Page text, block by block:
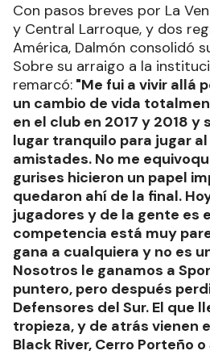
Con pasos breves por La
y Central Larroque, y dos
América, Dalmón consolidó
Sobre su arraigo a la
remarcó: "Me fui a vivir allá
un cambio de vida
en el club en 2017 y 2018 y
lugar tranquilo para jugar
amistades. No me
gurises hicieron un papel
quedaron ahí de la final.
jugadores y de la gente es
competencia está muy
gana a cualquiera y no es
Nosotros le ganamos a
puntero, pero después
Defensores del Sur. El que
tropieza, y de atrás vienen
Black River, Cerro Porteño